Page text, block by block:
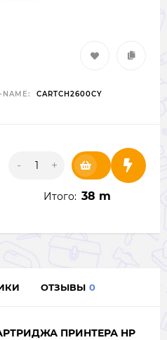
NAME: CARTCH2600CY
- +
Итого: 38 m
ОТЗЫВЫ 0
ПРИНТЕРА HP